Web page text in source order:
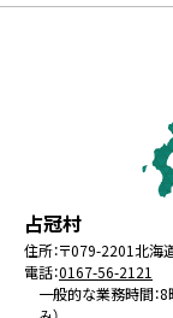
北
海
道
占冠村役
場
住所：〒079-2201北海
電話：0167-56-2121
一般的な業務時間：